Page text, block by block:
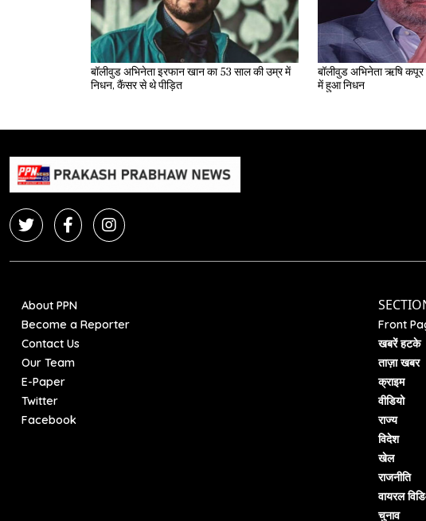
बॉलीवुड अभिनेता इरफान खान का 53 साल की उम्र में
निधन, कैंसर से थे पीड़ित
बॉलीवुड अभिनेता ऋषि
में हुआ निधन
About PPN
Become a Reporter
Contact Us
Our Team
E-Paper
Twitter
Facebook
Front
खबरें हटके
ताज़ा खबर
क्राइम
वीडियो
राज्य
विदेश
खेल
राजनीति
वायरल
चुनाव